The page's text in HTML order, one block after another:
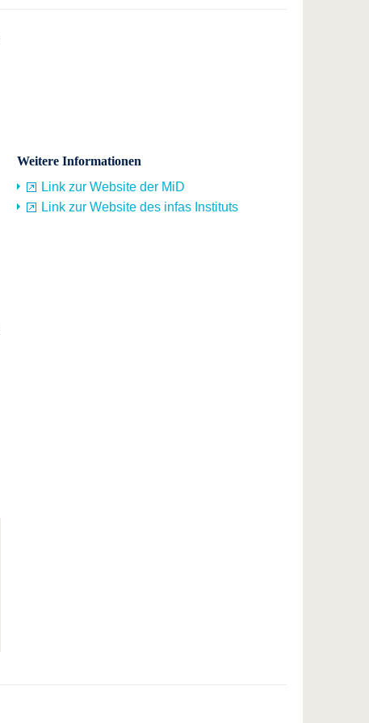
Weitere Informationen
Link zur Website der MiD
Link zur Website des infas Instituts